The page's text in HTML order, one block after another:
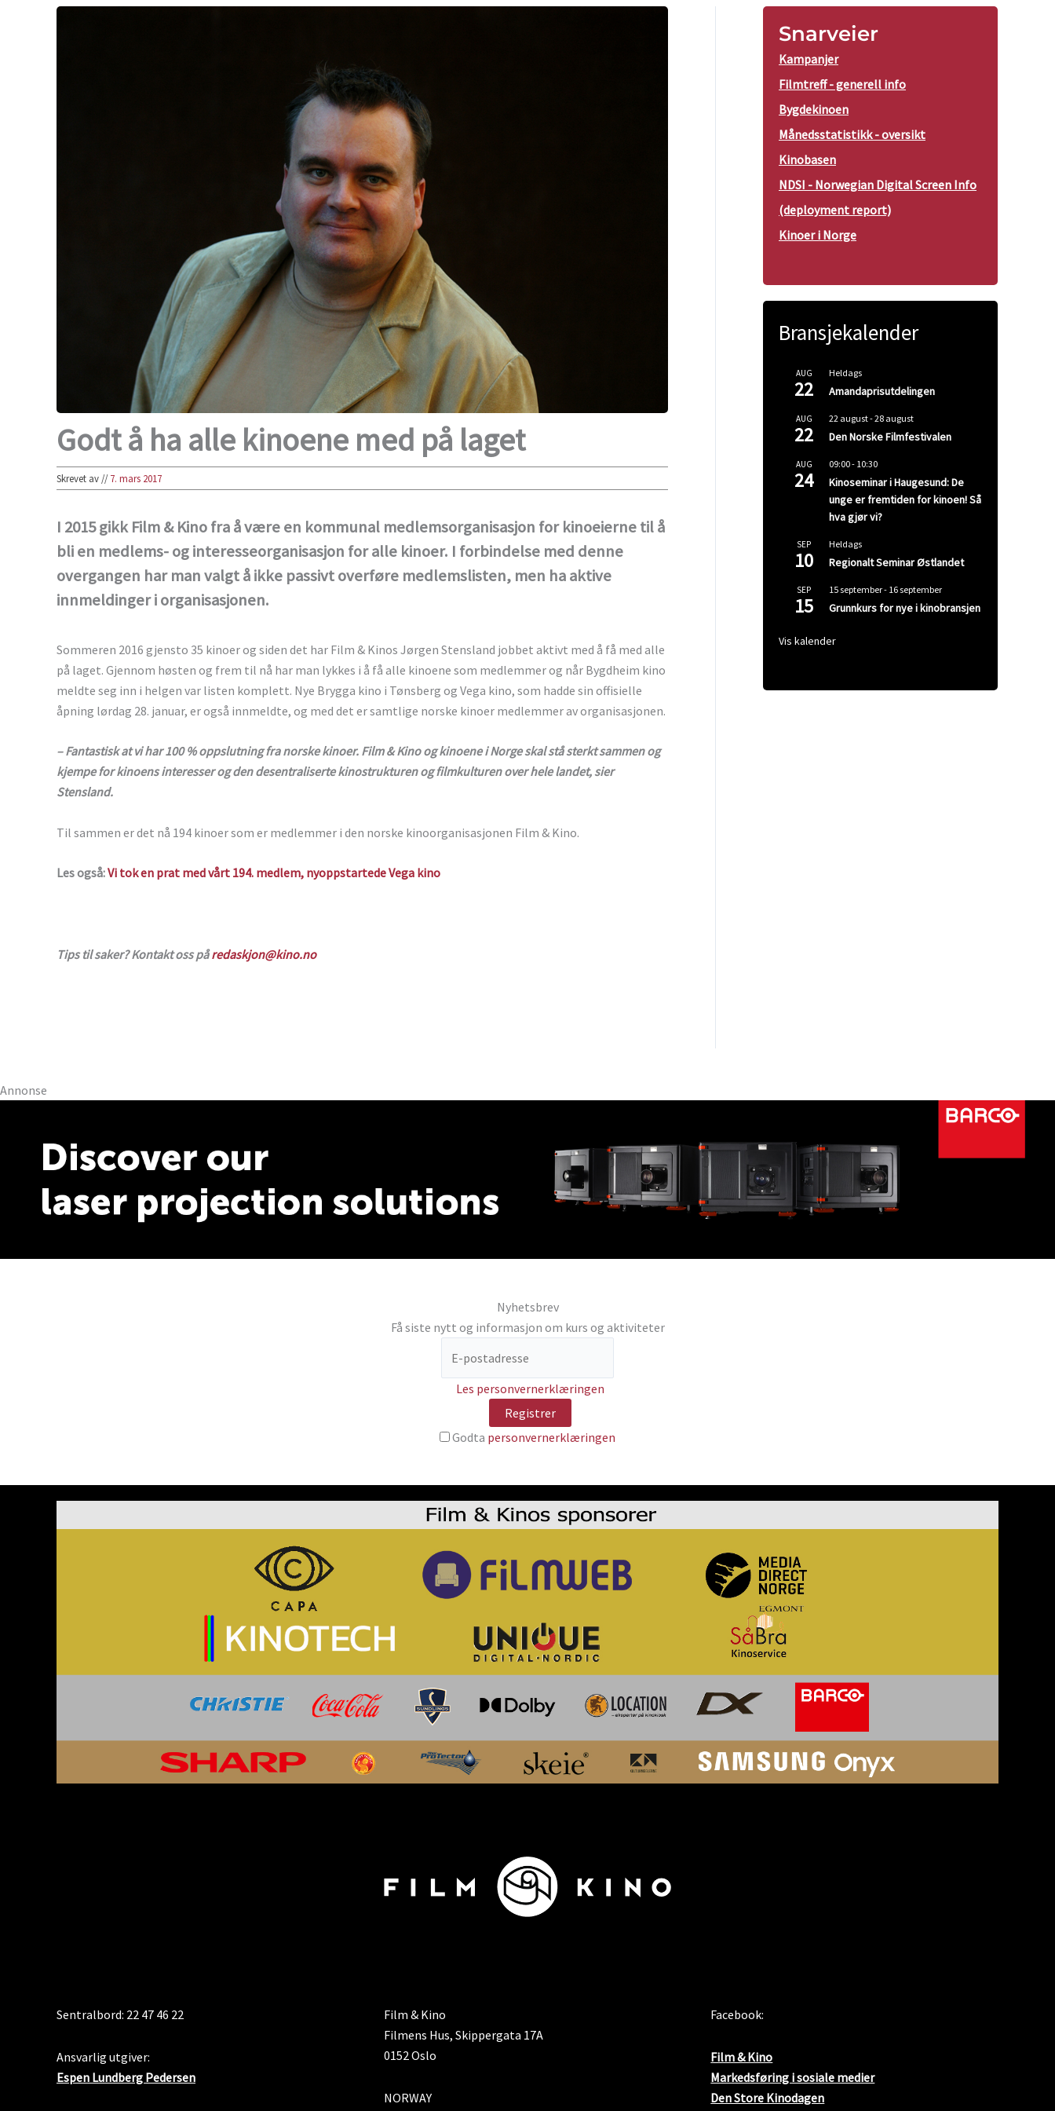
Godt å ha alle kinoene med på laget
Skrevet av//7. mars 2017
I 2015 gikk Film & Kino fra å være en kommunal medlemsorganisasjon for kinoeierne til å
bli en medlems- og interesseorganisasjon for alle kinoer. I forbindelse med denne
overgangen har man valgt å ikke passivt overføre medlemslisten, men ha aktive
innmeldinger i organisasjonen.
Sommeren 2016 gjensto 35 kinoer og siden det har Film & Kinos Jørgen Stensland jobbet aktivt med å få med alle
på laget. Gjennom høsten og frem til nå har man lykkes i å få alle kinoene som medlemmer og når Bygdheim kino
meldte seg inn i helgen var listen komplett. Nye Brygga kino i Tønsberg og Vega kino, som hadde sin offisielle
åpning lørdag 28. januar, er også innmeldte, og med det er samtlige norske kinoer medlemmer av organisasjonen.
– Fantastisk at vi har 100 % oppslutning fra norske kinoer. Film & Kino og kinoene i Norge skal stå sterkt sammen og
kjempe for kinoens interesser og den desentraliserte kinostrukturen og filmkulturen over hele landet, sier
Stensland.
Til sammen er det nå 194 kinoer som er medlemmer i den norske kinoorganisasjonen Film & Kino.
Les også:Vi tok en prat med vårt 194. medlem, nyoppstartede Vega kino
Tips til saker? Kontakt oss påredaskjon@kino.no
Snarveier
Kampanjer
Filmtreff - generell info
Bygdekinoen
Månedsstatistikk - oversikt
Kinobasen
NDSI - Norwegian Digital Screen Info
(deployment report)
Kinoer i Norge
Bransjekalender
AUG
22
Heldags
Amandaprisutdelingen
AUG
22
22 august-28 august
Den Norske Filmfestivalen
AUG
24
09:00- 10:30
Kinoseminar i Haugesund: De
unge er fremtiden for kinoen! Så
hva gjør vi?
SEP
10
Heldags
Regionalt Seminar Østlandet
SEP
15
15 september- 16 september
Grunnkurs for nye i kinobransjen
Vis kalender
Annonse
Nyhetsbrev
Få siste nytt og informasjon om kurs og aktiviteter
Les personvernerklæringen
Godta personvernerklæringen
Sentralbord: 22 47 46 22
Ansvarlig utgiver:
Espen Lundberg Pedersen
Film & Kino
Filmens Hus, Skippergata 17A
0152 Oslo
NORWAY
Facebook:
Film & Kino
Markedsføring i sosiale medier
Den Store Kinodagen